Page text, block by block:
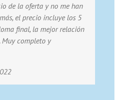
de la oferta y no me han
el precio incluye los 5
final, la mejor relación
completo y